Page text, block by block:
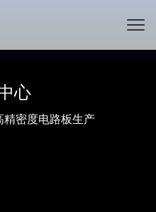
心
精密度电路板生产
心
精密度电路板生产
心
精密度电路板生产